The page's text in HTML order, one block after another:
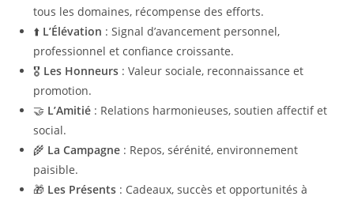
tous les domaines, récompense des efforts.
⬆️ L’Élévation : Signal d’avancement personnel,
professionnel et confiance croissante.
🎖️ Les Honneurs : Valeur sociale, reconnaissance et
promotion.
🤝 L’Amitié : Relations harmonieuses, soutien affectif et
social.
🌾 La Campagne : Repos, sérénité, environnement
paisible.
🎁 Les Présents : Cadeaux, succès et opportunités à